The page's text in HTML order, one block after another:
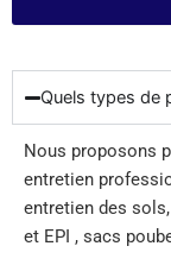
Quels types de
Nous proposons
entretien
entretien des
et EPI , sacs